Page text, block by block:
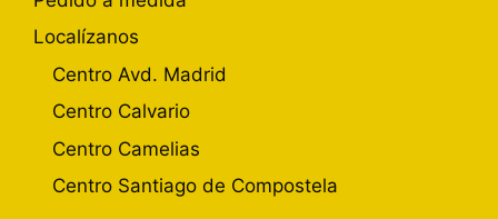
Localízanos
Centro Avd. Madrid
Centro Calvario
Centro Camelias
Centro Santiago de Compostela